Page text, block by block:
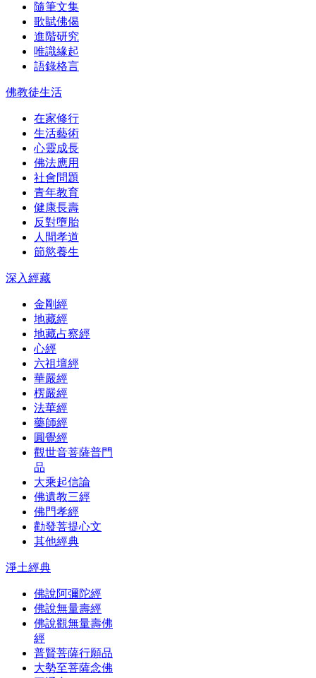
隨筆文集
歌賦佛偈
進階研究
唯識緣起
語錄格言
佛教徒生活
在家修行
生活藝術
心靈成長
佛法應用
社會問題
青年教育
健康長壽
反對墮胎
人間孝道
節慾養生
深入經藏
金剛經
地藏經
地藏占察經
心經
六祖壇經
華嚴經
楞嚴經
法華經
藥師經
圓覺經
觀世音菩薩普門
品
大乘起信論
佛遺教三經
佛門孝經
勸發菩提心文
其他經典
淨土經典
佛說阿彌陀經
佛說無量壽經
佛說觀無量壽佛
經
普賢菩薩行願品
大勢至菩薩念佛